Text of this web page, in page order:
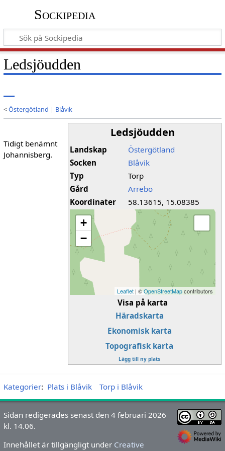
Sockipedia
Ledsjöudden
<Östergötland | Blåvik
Ledsjöudden
Landskap
Östergötland
Socken
Blåvik
Typ
Torp
Gård
Arrebo
Koordinater
58.13615, 15.08385
+
−
Leaflet | ©OpenStreetMapcontributors
Visa på karta
Häradskarta
Ekonomisk karta
Topografisk karta
Lägg till ny plats
Tidigt benämnt
Johannisberg.
Kategorier: Plats i Blåvik Torp i Blåvik
Sidan redigerades senast den 4 februari 2026
kl. 14.06.
Innehållet är tillgängligt under Creative